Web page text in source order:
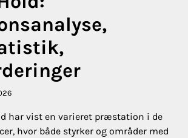
har vist en varieret præstation i de
hvor både styrker og områder med